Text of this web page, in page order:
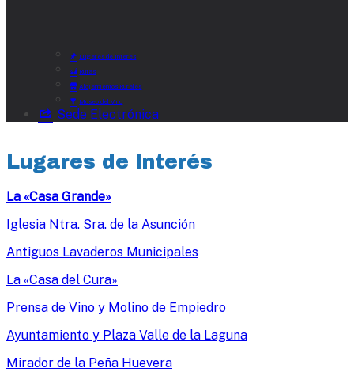
Lugares de Interés
Rutas
Alojamientos Rurales
Museo del Vino
Sede Electrónica
Lugares de Interés
La «Casa Grande»
Iglesia Ntra. Sra. de la Asunción
Antiguos Lavaderos Municipales
La «Casa del Cura»
Prensa de Vino y Molino de Empiedro
Ayuntamiento y Plaza Valle de la Laguna
Mirador de la Peña Huevera